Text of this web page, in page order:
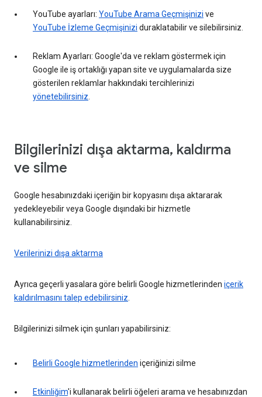
YouTube ayarları: YouTube Arama Geçmişinizi ve
YouTube İzleme Geçmişinizi duraklatabilir ve silebilirsiniz.
Reklam Ayarları: Google'da ve reklam göstermek için
Google ile iş ortaklığı yapan site ve uygulamalarda size
gösterilen reklamlar hakkındaki tercihlerinizi
yönetebilirsiniz
Bilgilerinizi dışa aktarma, kaldırma
ve silme
Google hesabınızdaki içeriğin bir kopyasını dışa aktararak
yedekleyebilir veya Google dışındaki bir hizmetle
kullanabilirsiniz.
Verilerinizi dışa aktarma
Ayrıca geçerli yasalara göre belirli Google hizmetlerinden içerik
kaldırılmasını talep edebilirsiniz
Bilgilerinizi silmek için şunları yapabilirsiniz:
Belirli Google hizmetlerinden içeriğinizi silme
Etkinliğim'i kullanarak belirli öğeleri arama ve hesabınızdan